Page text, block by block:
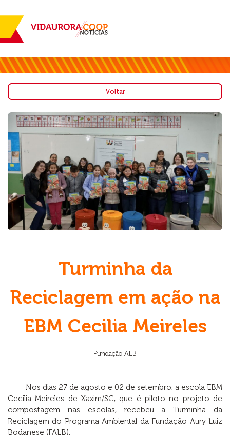
Voltar
Turminha da
Reciclagem em ação na
EBM Cecilia Meireles
Fundação ALB
Nos dias 27 de agosto e 02 de setembro, a escola EBM
Cecilia Meireles de Xaxim/SC, que é piloto no projeto de
compostagem nas escolas, recebeu a Turminha da
Reciclagem do Programa Ambiental da Fundação Aury Luiz
Bodanese (FALB).